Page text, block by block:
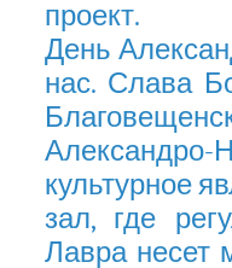
проект.
День
нас. Слава
Александро-
культурное
зал, где
Лавра несет